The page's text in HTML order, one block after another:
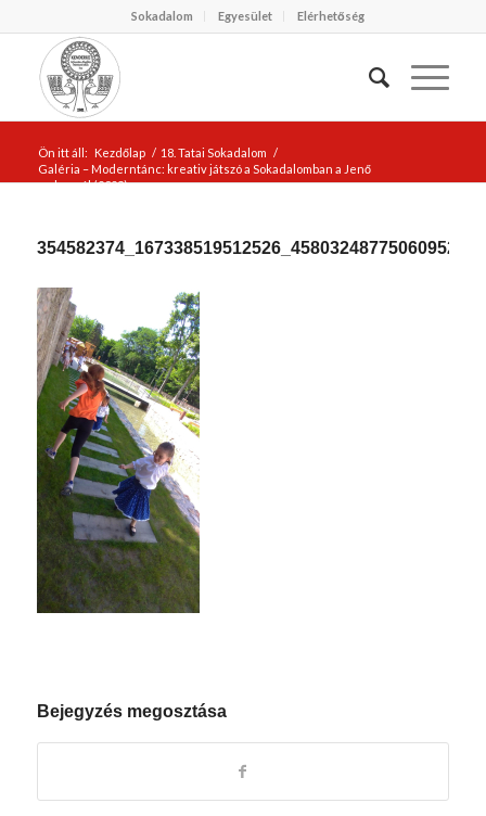
Sokadalom Egyesület Elérhetőség
Ön itt áll: Kezdőlap / 18. Tatai Sokadalom /
Galéria – Moderntánc: kreativ játszó a Sokadalomban a Jenő
malomnál (2023)
Bejegyzés megosztása